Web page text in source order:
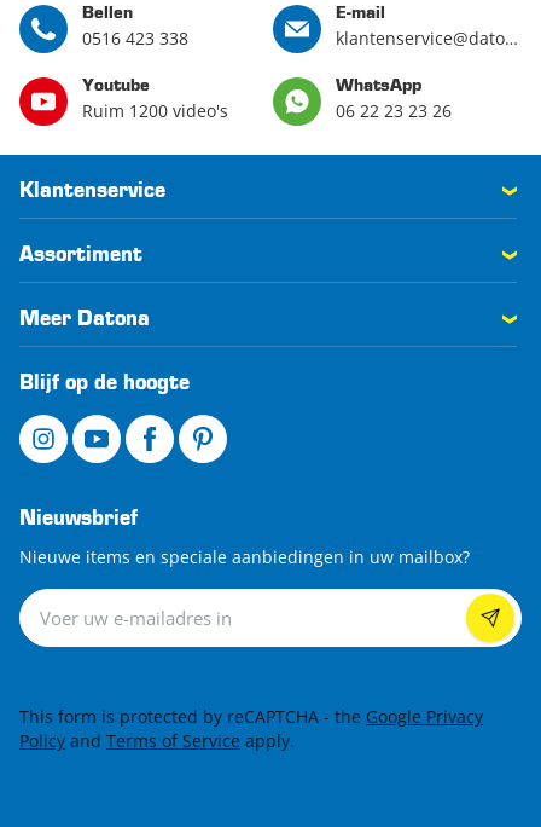
Bellen
0516 423 338
E-mail
klantenservice@datona.nl
Youtube
Ruim 1200 video's
WhatsApp
06 22 23 23 26
Klantenservice
Assortiment
Meer Datona
Blijf op de hoogte
Nieuwsbrief
Nieuwe items en speciale aanbiedingen in uw mailbox?
Nieuwsbrief
This form is protected by reCAPTCHA - the Google Privacy
Policy and Terms of Service apply.